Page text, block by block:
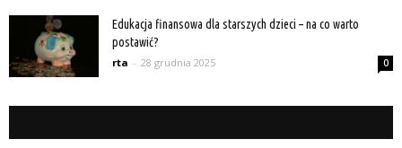
Edukacja finansowa dla starszych dzieci – na co warto
postawić?
rta - 28 grudnia 2025 0